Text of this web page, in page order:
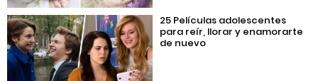
25 Películas adolescentes
para reír, llorar y enamorarte
de nuevo